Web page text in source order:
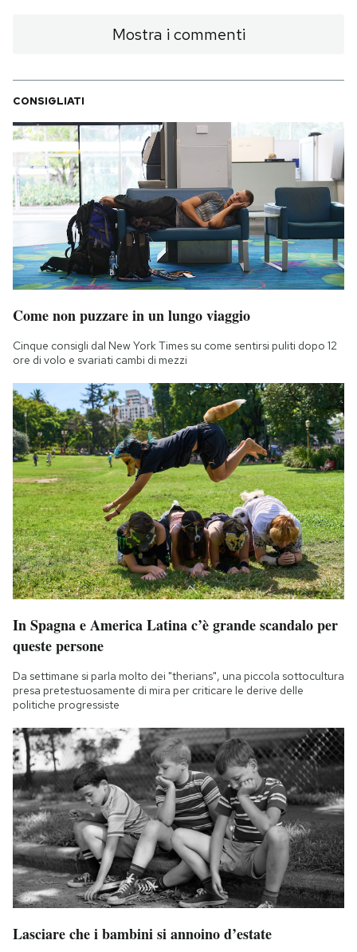
Mostra i commenti
CONSIGLIATI
Come non puzzare in un lungo viaggio
Cinque consigli dal New York Times su come sentirsi puliti dopo 12
ore di volo e svariati cambi di mezzi
In Spagna e America Latina c’è grande scandalo per
queste persone
Da settimane si parla molto dei "therians", una piccola sottocultura
presa pretestuosamente di mira per criticare le derive delle
politiche progressiste
Lasciare che i bambini si annoino d’estate